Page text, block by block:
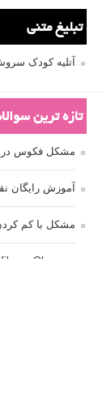
تبلیغ متنی
آتلیه کودک
تازه ترین
مشکل فکوس در لنز ۳۵
آموزش رایگان
مشکل با کم
or Olympus